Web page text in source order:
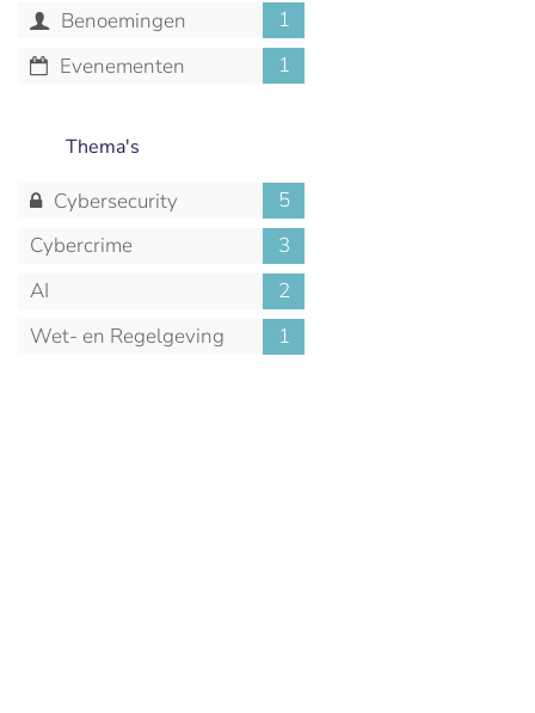
Benoemingen
1
Evenementen
1
Thema's
Cybersecurity
5
Cybercrime
3
AI
2
Wet- en Regelgeving
1